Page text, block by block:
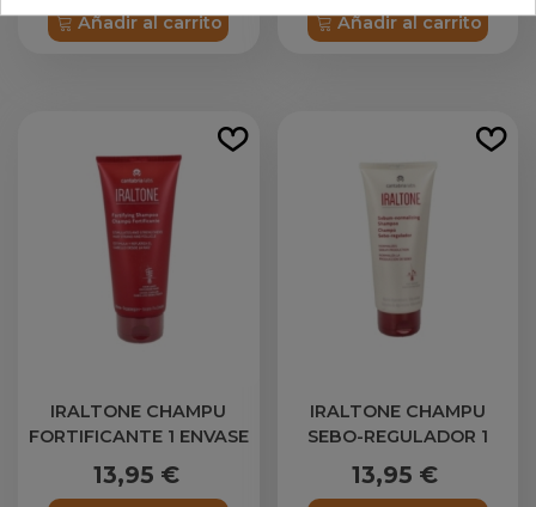
Añadir al carrito Añadir al carrito
IRALTONE CHAMPU
FORTIFICANTE 1 ENVASE
200 ML
13,95 €
IRALTONE CHAMPU
SEBO-REGULADOR 1
ENVASE 200 ML
13,95 €